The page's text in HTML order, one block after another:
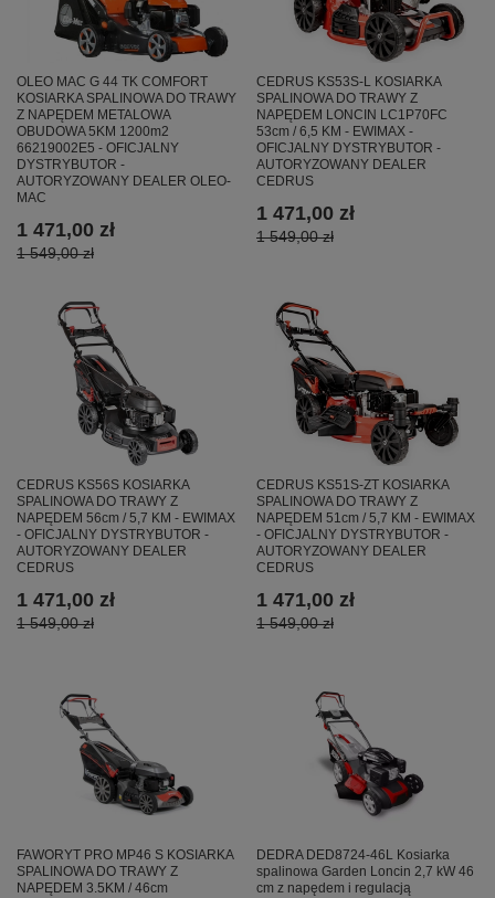
OLEO MAC G 44 TK COMFORT
KOSIARKA SPALINOWA DO TRAWY
Z NAPĘDEM METALOWA
OBUDOWA 5KM 1200m2
66219002E5 - OFICJALNY
DYSTRYBUTOR -
AUTORYZOWANY DEALER OLEO-
MAC
1 471,00 zł
1 549,00 zł
CEDRUS KS53S-L KOSIARKA
SPALINOWA DO TRAWY Z
NAPĘDEM LONCIN LC1P70FC
53cm / 6,5 KM - EWIMAX -
OFICJALNY DYSTRYBUTOR -
AUTORYZOWANY DEALER
CEDRUS
1 471,00 zł
1 549,00 zł
CEDRUS KS56S KOSIARKA
SPALINOWA DO TRAWY Z
NAPĘDEM 56cm / 5,7 KM - EWIMAX
- OFICJALNY DYSTRYBUTOR -
AUTORYZOWANY DEALER
CEDRUS
1 471,00 zł
1 549,00 zł
CEDRUS KS51S-ZT KOSIARKA
SPALINOWA DO TRAWY Z
NAPĘDEM 51cm / 5,7 KM - EWIMAX
- OFICJALNY DYSTRYBUTOR -
AUTORYZOWANY DEALER
CEDRUS
1 471,00 zł
1 549,00 zł
FAWORYT PRO MP46 S KOSIARKA
SPALINOWA DO TRAWY Z
NAPĘDEM 3.5KM / 46cm
DEDRA DED8724-46L Kosiarka
spalinowa Garden Loncin 2,7 kW 46
cm z napędem i regulacją